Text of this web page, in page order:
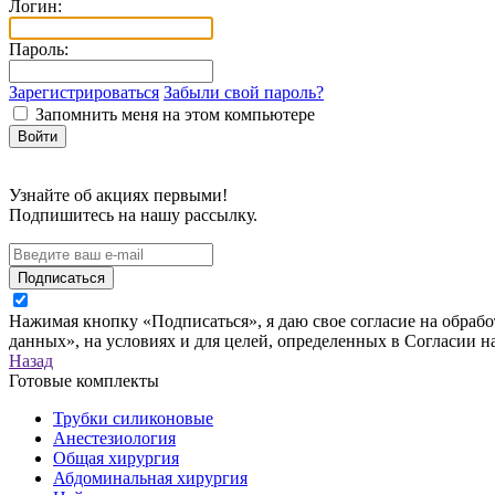
Логин:
Пароль:
Зарегистрироваться Забыли свой пароль?
Запомнить меня на этом компьютере
Узнайте об акциях первыми!
Подпишитесь на нашу рассылку.
Подписаться
Нажимая кнопку «Подписаться», я даю свое согласие на
данных», на условиях и для целей, определенных в Согласии
Назад
Готовые комплекты
Трубки силиконовые
Анестезиология
Общая хирургия
Абдоминальная хирургия